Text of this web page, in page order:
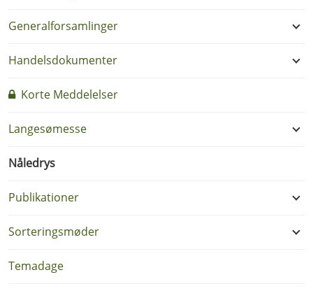
Generalforsamlinger
Handelsdokumenter
Korte Meddelelser
Langesømesse
Nåledrys
Publikationer
Sorteringsmøder
Temadage